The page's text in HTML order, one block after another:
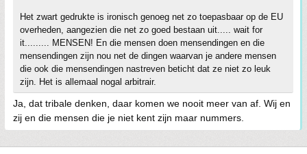
Het zwart gedrukte is ironisch genoeg net zo toepasbaar op de EU
overheden, aangezien die net zo goed bestaan uit..... wait for
it......... MENSEN! En die mensen doen mensendingen en die
mensendingen zijn nou net de dingen waarvan je andere mensen
die ook die mensendingen nastreven beticht dat ze niet zo leuk
zijn. Het is allemaal nogal arbitrair.
Ja, dat tribale denken, daar komen we nooit meer van af. Wij en
zij en die mensen die je niet kent zijn maar nummers.